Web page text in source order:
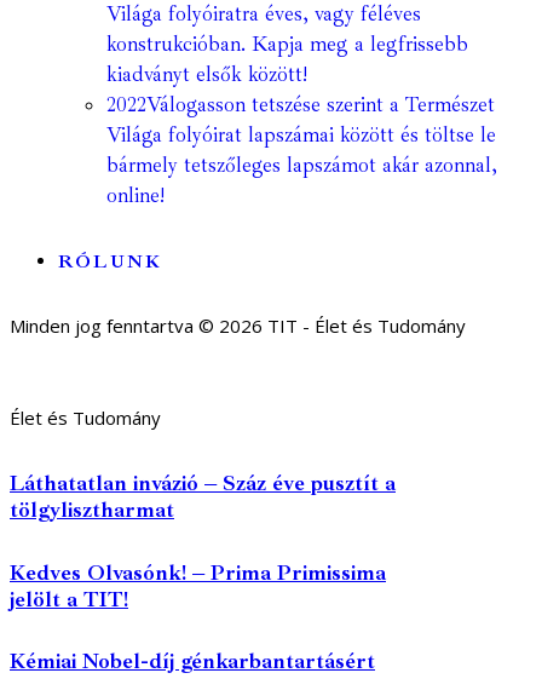
Világa folyóiratra éves, vagy féléves
konstrukcióban. Kapja meg a legfrissebb
kiadványt elsők között!
2022Válogasson tetszése szerint a Természet
Világa folyóirat lapszámai között és töltse le
bármely tetszőleges lapszámot akár azonnal,
online!
RÓLUNK
Minden jog fenntartva © 2026 TIT - Élet és Tudomány
Élet és Tudomány
Láthatatlan invázió – Száz éve pusztít a
tölgylisztharmat
Kedves Olvasónk! – Prima Primissima
jelölt a TIT!
Kémiai Nobel-díj génkarbantartásért